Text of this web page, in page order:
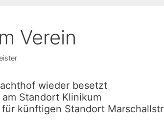
Verein
wieder besetzt
Standort Klinikum
künftigen Standort